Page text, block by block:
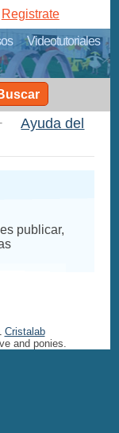
Videotutoriales
Registrate
Ayuda del
publicar,
Cristalab
and ponies.